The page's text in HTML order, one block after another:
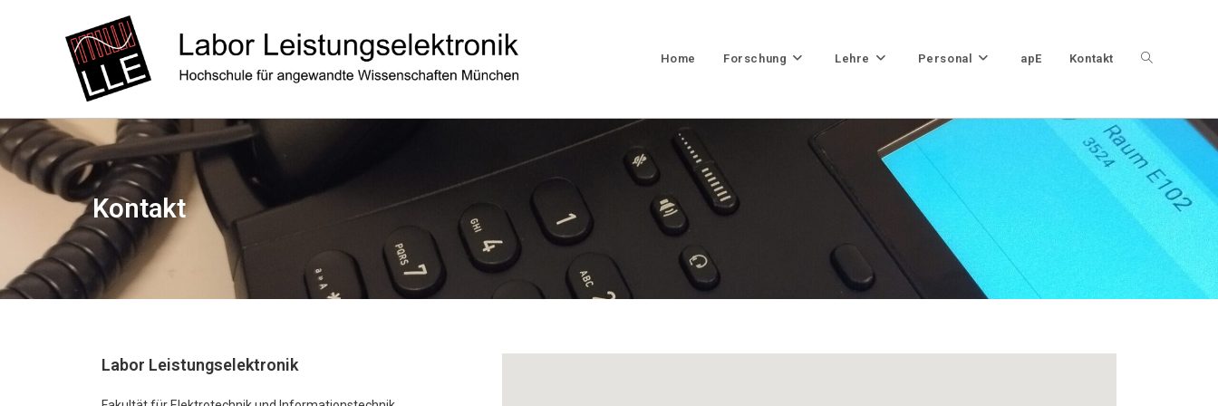
Home Forschung Lehre Personal apE Kontakt
Kontakt
Labor Leistungselektronik